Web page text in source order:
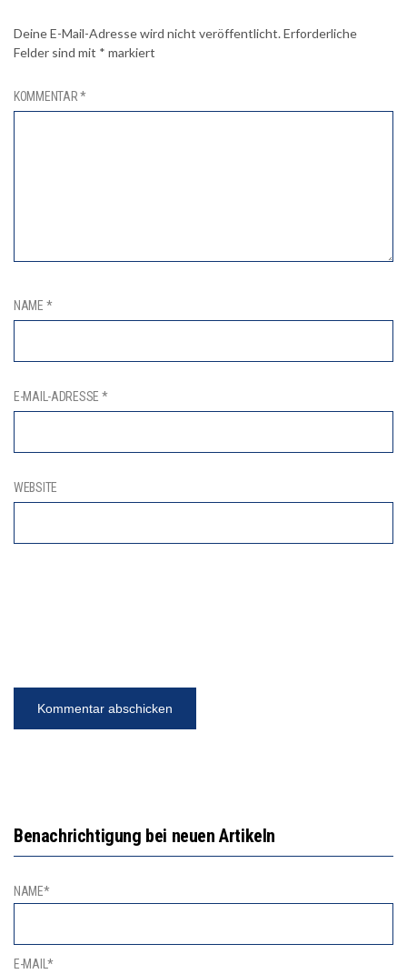
Deine E-Mail-Adresse wird nicht veröffentlicht.Erforderliche
Felder sind mit * markiert
KOMMENTAR*
NAME *
E-MAIL-ADRESSE *
WEBSITE
Benachrichtigung bei neuen Artikeln
NAME*
E-MAIL*